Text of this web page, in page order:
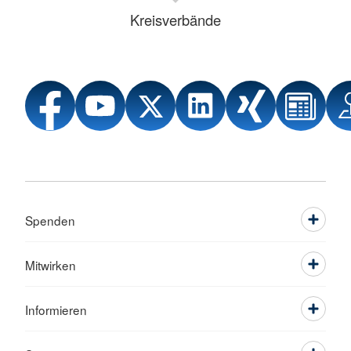
Kreisverbände
Spenden
Mitwirken
Informieren